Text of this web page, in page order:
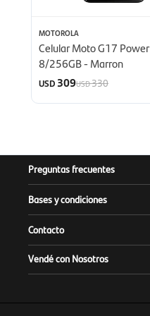
MOTOROLA
Celular Moto G17 Power
8/256GB - Marron
USD 309USD330
Preguntas frecuentes
Bases y condiciones
Contacto
Vendé con Nosotros